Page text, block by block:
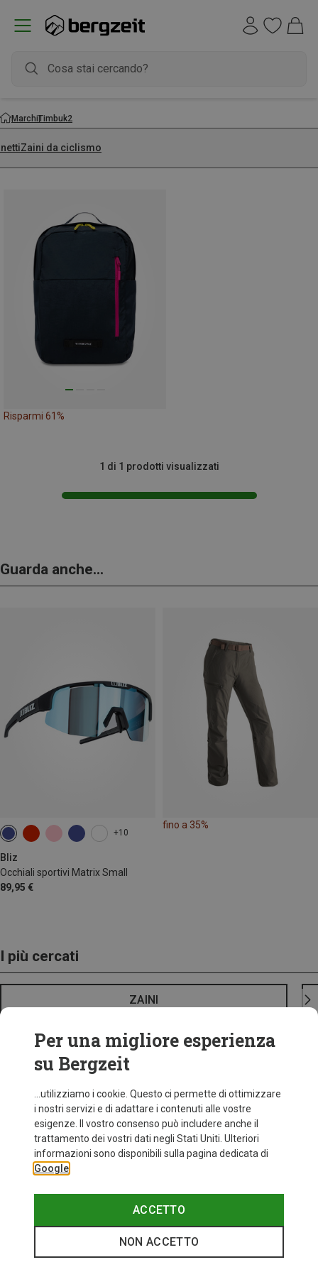
MarchiTimbuk2
Zaini da ciclismo
Risparmi 61%
1 di 1 prodotti visualizzati
Guarda anche...
+10
Bliz
Occhiali sportivi Matrix Small
89,95 €
fino a 35%
I più cercati
ZAINI
Per una migliore esperienza
su Bergzeit
...utilizziamo i cookie. Questo ci permette di ottimizzare
i nostri servizi e di adattare i contenuti alle vostre
esigenze. Il vostro consenso può includere anche il
trattamento dei vostri dati negli Stati Uniti. Ulteriori
informazioni sono disponibili sulla pagina dedicata di
Google
ACCETTO
NON ACCETTO